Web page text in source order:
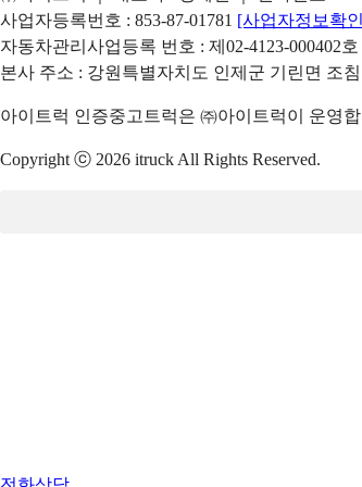
사업자등록번호 : 853-87-01781 [사업자정보확
자동차관리사업등록 번호 : 제02-4123-000402
본사 주소 : 강원특별자치도 인제군 기린면 조
아이트럭 인증중고트럭은 ㈜아이트럭이 운영
Copyright ⓒ 2026 itruck All Rights Reserved.